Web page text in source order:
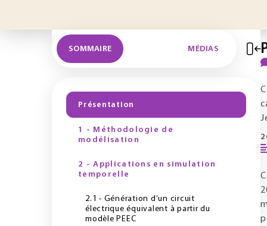
SOMMAIRE MÉDIAS
Présentation
1 - Méthodologie de
modélisation
2 - Applications en simulation
temporelle
2.1 - Génération d’un circuit
électrique équivalent à partir du
modèle PEEC